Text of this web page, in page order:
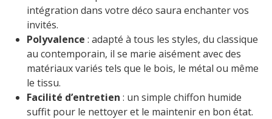
intégration dans votre déco saura enchanter vos
invités.
Polyvalence : adapté à tous les styles, du classique
au contemporain, il se marie aisément avec des
matériaux variés tels que le bois, le métal ou même
le tissu.
Facilité d’entretien : un simple chiffon humide
suffit pour le nettoyer et le maintenir en bon état.